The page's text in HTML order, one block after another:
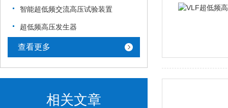
智能超低频交流高压试验装置
超低频高压发生器
查看更多
相关文章